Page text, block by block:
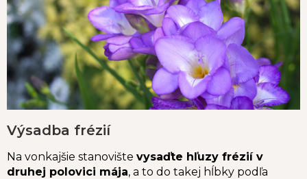
Výsadba frézií
Na vonkajšie stanovište vysaďte hľuzy frézií v
druhej polovici mája, a to do takej hĺbky podľa